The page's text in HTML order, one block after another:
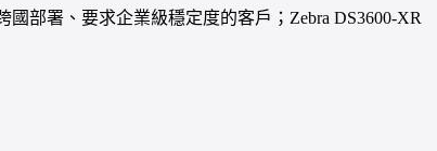
國部署、要求企業級穩定度的客戶；Zebra DS3600-XR